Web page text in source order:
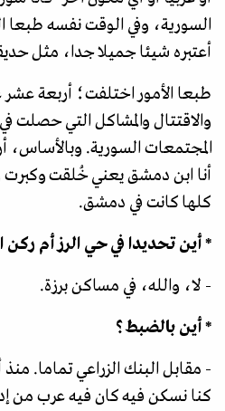
السورية، وفي الوقت نفسه طبعا
أعتبره شيئا جميلا جدا، مثل
طبعا الأمور اختلفت؛ أربعة عشر
والاقتتال والمشاكل التي حصلت
المجتمعات السورية. وبالأساس،
أنا ابن دمشق يعني خُلقت
كلها كانت في دمشق.
* أين تحديدا في حي الرز أم ركن
- لا، والله، في مساكن برزة.
* أين بالضبط؟
- مقابل البنك الزراعي تماما.
كنا نسكن فيه كان فيه عرب من